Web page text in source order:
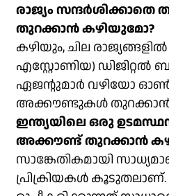
രാജ്യം
തുറക്കാൻ കഴിയുമോ?
കഴിയും, ചില
എസ്റ്റോണിയ) ഡിജിറ്റൽ
ഏജന്റുമാർ വഴിയോ
അക്കൗണ്ടുകൾ തുറക്കാൻ
ഇന്ത്യയിലെ ഒരു
അക്കൗണ്ട് തുറക്കാൻ
സാങ്കേതികമായി
പ്രിക്രിയകൾ കൂടുതലാണ്.